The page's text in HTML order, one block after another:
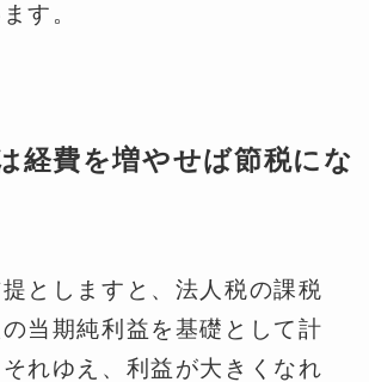
す。
経費を増やせば節税にな
としますと、法人税の課税
当期純利益を基礎として計
れゆえ、利益が大きくなれ